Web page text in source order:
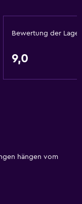
Bewertung der Lage
9,0
hängen vom